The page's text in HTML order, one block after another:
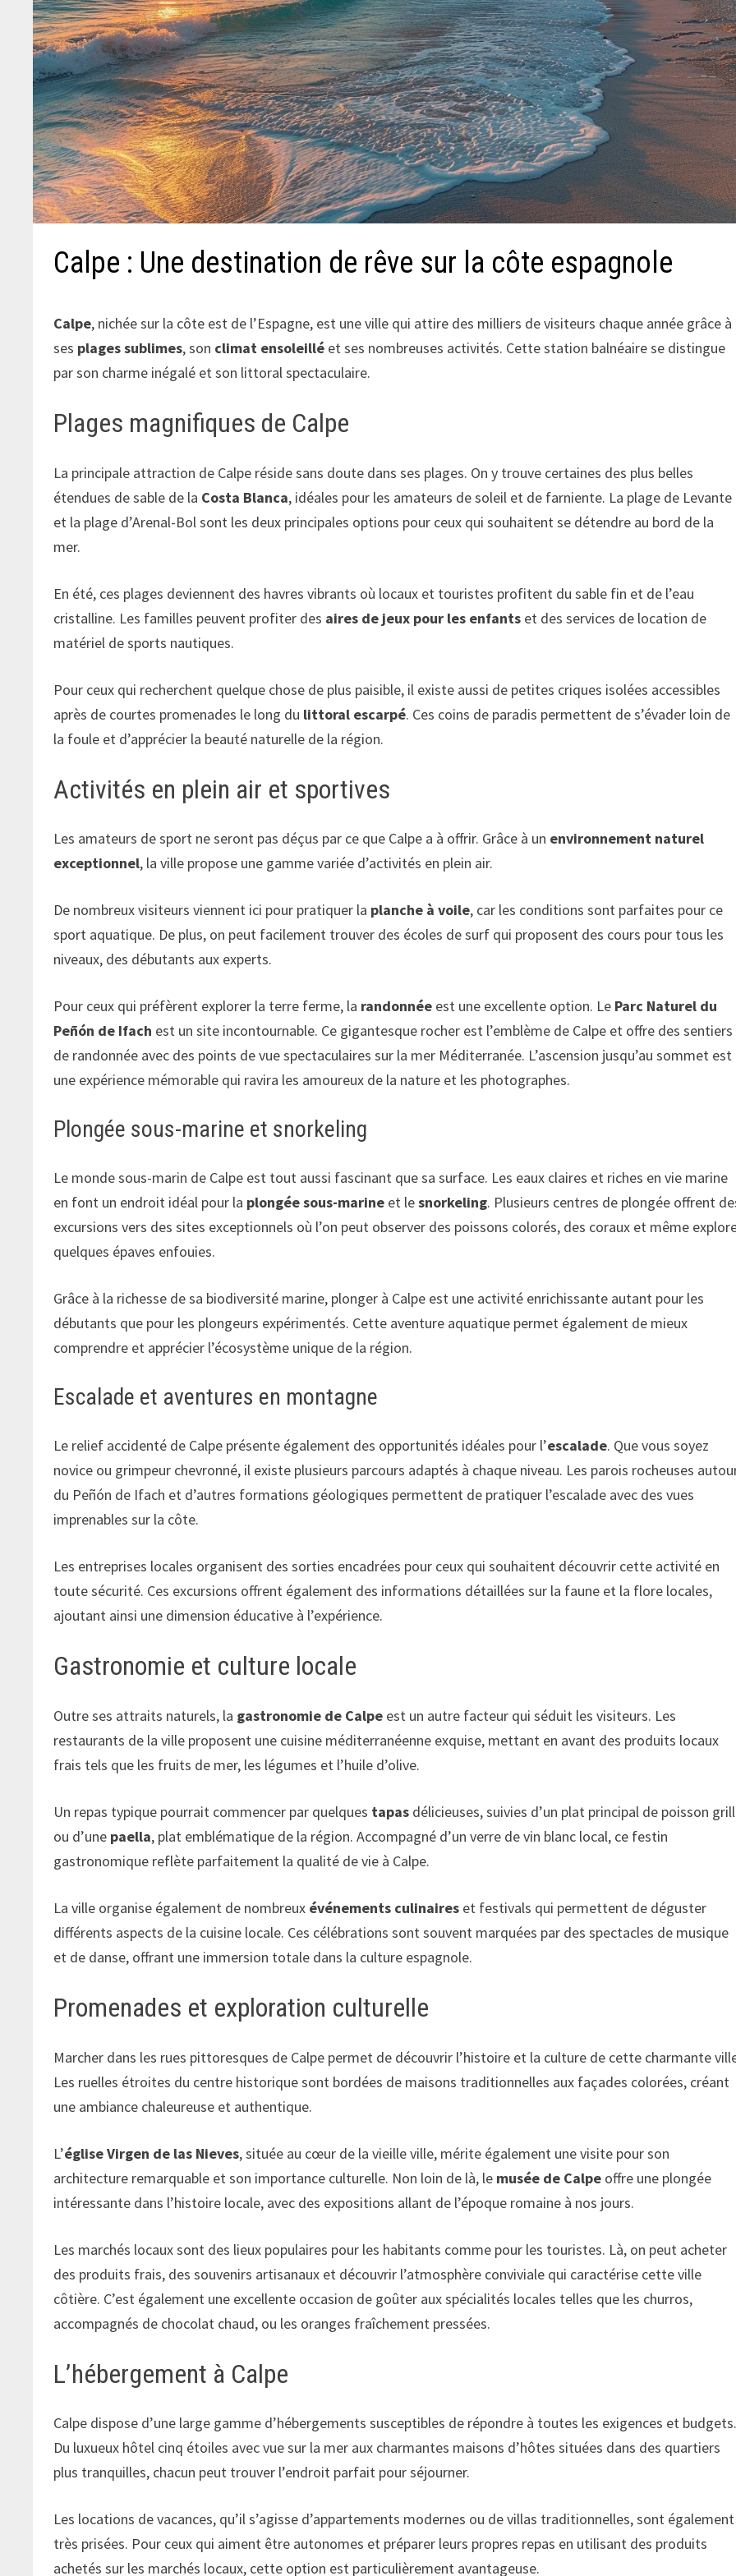
Calpe : Une destination de rêve sur la côte espagnole
Calpe, nichée sur la côte est de l’Espagne, est une ville qui attire des milliers de visiteurs chaque année grâce à
ses plages sublimes, son climat ensoleillé et ses nombreuses activités. Cette station balnéaire se distingue
par son charme inégalé et son littoral spectaculaire.
Plages magnifiques de Calpe
La principale attraction de Calpe réside sans doute dans ses plages. On y trouve certaines des plus belles
étendues de sable de la Costa Blanca, idéales pour les amateurs de soleil et de farniente. La plage de Levante
et la plage d’Arenal-Bol sont les deux principales options pour ceux qui souhaitent se détendre au bord de la
mer.
En été, ces plages deviennent des havres vibrants où locaux et touristes profitent du sable fin et de l’eau
cristalline. Les familles peuvent profiter des aires de jeux pour les enfants et des services de location de
matériel de sports nautiques.
Pour ceux qui recherchent quelque chose de plus paisible, il existe aussi de petites criques isolées accessibles
après de courtes promenades le long du littoral escarpé. Ces coins de paradis permettent de s’évader loin de
la foule et d’apprécier la beauté naturelle de la région.
Activités en plein air et sportives
Les amateurs de sport ne seront pas déçus par ce que Calpe a à offrir. Grâce à un environnement naturel
exceptionnel, la ville propose une gamme variée d’activités en plein air.
De nombreux visiteurs viennent ici pour pratiquer la planche à voile, car les conditions sont parfaites pour ce
sport aquatique. De plus, on peut facilement trouver des écoles de surf qui proposent des cours pour tous les
niveaux, des débutants aux experts.
Pour ceux qui préfèrent explorer la terre ferme, la randonnée est une excellente option. Le Parc Naturel du
Peñón de Ifach est un site incontournable. Ce gigantesque rocher est l’emblème de Calpe et offre des sentiers
de randonnée avec des points de vue spectaculaires sur la mer Méditerranée. L’ascension jusqu’au sommet est
une expérience mémorable qui ravira les amoureux de la nature et les photographes.
Plongée sous-marine et snorkeling
Le monde sous-marin de Calpe est tout aussi fascinant que sa surface. Les eaux claires et riches en vie marine
en font un endroit idéal pour la plongée sous-marine et lesnorkeling. Plusieurs centres de plongée offrent
excursions vers des sites exceptionnels où l’on peut observer des poissons colorés, des coraux et même
quelques épaves enfouies.
Grâce à la richesse de sa biodiversité marine, plonger à Calpe est une activité enrichissante autant pour les
débutants que pour les plongeurs expérimentés. Cette aventure aquatique permet également de mieux
comprendre et apprécier l’écosystème unique de la région.
Escalade et aventures en montagne
Le relief accidenté de Calpe présente également des opportunités idéales pour l’escalade. Que vous soyez
novice ou grimpeur chevronné, il existe plusieurs parcours adaptés à chaque niveau. Les parois rocheuses
du Peñón de Ifach et d’autres formations géologiques permettent de pratiquer l’escalade avec des vues
imprenables sur la côte.
Les entreprises locales organisent des sorties encadrées pour ceux qui souhaitent découvrir cette activité en
toute sécurité. Ces excursions offrent également des informations détaillées sur la faune et la flore locales,
ajoutant ainsi une dimension éducative à l’expérience.
Gastronomie et culture locale
Outre ses attraits naturels, la gastronomie de Calpe est un autre facteur qui séduit les visiteurs. Les
restaurants de la ville proposent une cuisine méditerranéenne exquise, mettant en avant des produits locaux
frais tels que les fruits de mer, les légumes et l’huile d’olive.
Un repas typique pourrait commencer par quelques tapas délicieuses, suivies d’un plat principal de poisson
ou d’une paella, plat emblématique de la région. Accompagné d’un verre de vin blanc local, ce festin
gastronomique reflète parfaitement la qualité de vie à Calpe.
La ville organise également de nombreux événements culinaires et festivals qui permettent de déguster
différents aspects de la cuisine locale. Ces célébrations sont souvent marquées par des spectacles de musique
et de danse, offrant une immersion totale dans la culture espagnole.
Promenades et exploration culturelle
Marcher dans les rues pittoresques de Calpe permet de découvrir l’histoire et la culture de cette charmante
Les ruelles étroites du centre historique sont bordées de maisons traditionnelles aux façades colorées, créant
une ambiance chaleureuse et authentique.
L’église Virgen de las Nieves, située au cœur de la vieille ville, mérite également une visite pour son
architecture remarquable et son importance culturelle. Non loin de là, le musée de Calpe offre une plongée
intéressante dans l’histoire locale, avec des expositions allant de l’époque romaine à nos jours.
Les marchés locaux sont des lieux populaires pour les habitants comme pour les touristes. Là, on peut acheter
des produits frais, des souvenirs artisanaux et découvrir l’atmosphère conviviale qui caractérise cette ville
côtière. C’est également une excellente occasion de goûter aux spécialités locales telles que les churros,
accompagnés de chocolat chaud, ou les oranges fraîchement pressées.
L’hébergement à Calpe
Calpe dispose d’une large gamme d’hébergements susceptibles de répondre à toutes les exigences et
Du luxueux hôtel cinq étoiles avec vue sur la mer aux charmantes maisons d’hôtes situées dans des quartiers
plus tranquilles, chacun peut trouver l’endroit parfait pour séjourner.
Les locations de vacances, qu’il s’agisse d’appartements modernes ou de villas traditionnelles, sont également
très prisées. Pour ceux qui aiment être autonomes et préparer leurs propres repas en utilisant des produits
achetés sur les marchés locaux, cette option est particulièrement avantageuse.